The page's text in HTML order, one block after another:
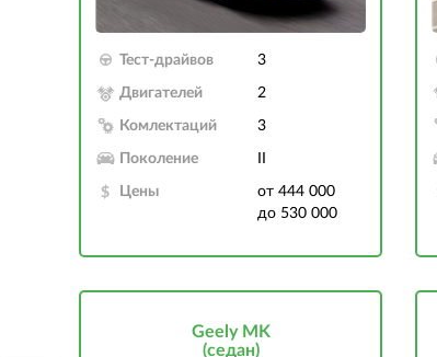
Тест-драйвов 3
Двигателей 2
Комлектаций 3
Поколение
Цены
от 444 000
до 530 000
Geely MK
(седан)